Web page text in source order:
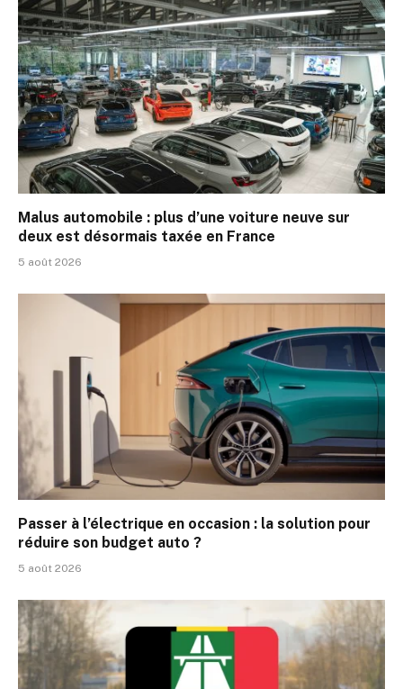
Malus automobile : plus d’une voiture neuve sur
deux est désormais taxée en France
5 août 2026
Passer à l’électrique en occasion : la solution pour
réduire son budget auto ?
5 août 2026